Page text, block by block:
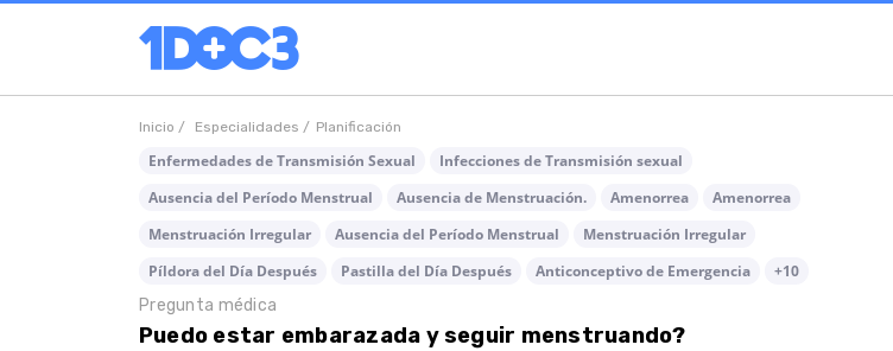
Inicio / Especialidades / Planificación
Enfermedades de Transmisión Sexual
Infecciones de Transmisión sexual
Ausencia del Período Menstrual
Ausencia de Menstruación. Amenorrea
Amenorrea
Menstruación Irregular
Ausencia del Período Menstrual
Menstruación Irregular
Píldora del Día Después
Pastilla del Día Después Anticonceptivo de Emergencia
+10
Pregunta médica
Puedo estar embarazada y seguir menstruando?